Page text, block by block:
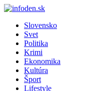
Slovensko
Svet
Politika
Krimi
Ekonomika
Kultúra
Šport
Lifestyle